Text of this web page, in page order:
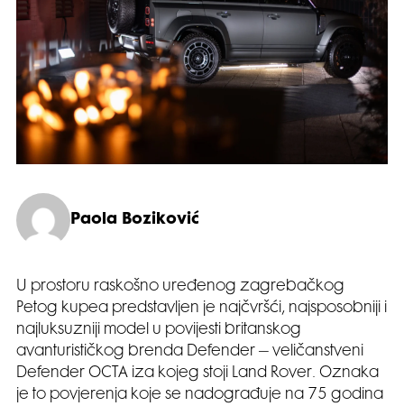
Paola Boziković
U prostoru raskošno uređenog zagrebačkog
Petog kupea predstavljen je najčvršći, najsposobniji i
najluksuzniji model u povijesti britanskog
avanturističkog brenda Defender – veličanstveni
Defender OCTA iza kojeg stoji Land Rover. Oznaka
je to povjerenja koje se nadograđuje na 75 godina